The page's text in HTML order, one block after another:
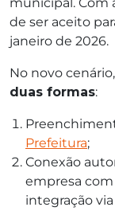
municipal. Com
de ser aceito
janeiro de 2026.
No novo cenário,
duas formas:
Prefeitura;
Conexão
empresa
integração via